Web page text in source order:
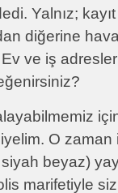
Yalnız;
diğerine
Ev ve iş
O
beyaz)
marifetiyle